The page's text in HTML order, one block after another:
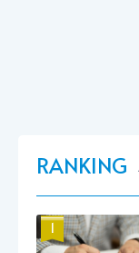
RANKING